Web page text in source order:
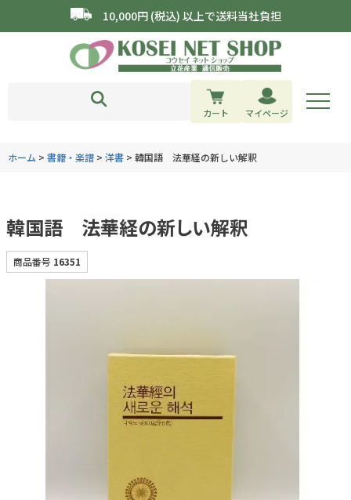
10,000円 (税込) 以上で送料当社負担
カート マイページ
ホーム 書籍・楽譜 洋書 韓国語 法華経の新しい解釈
韓国語 法華経の新しい解釈
商品番号 16351